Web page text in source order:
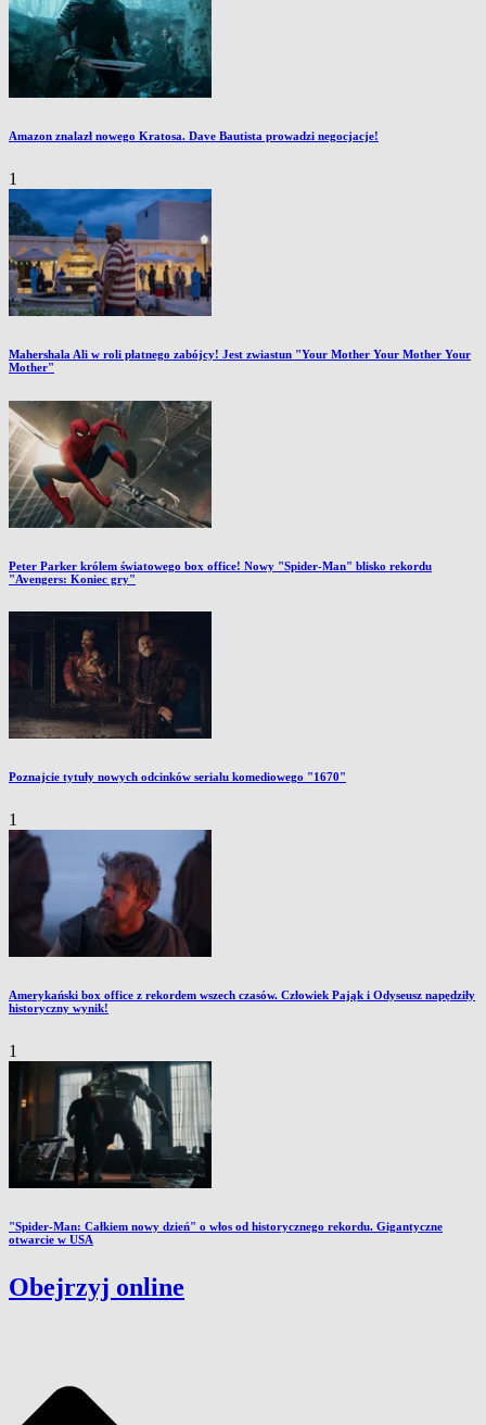
Amazon znalazł nowego Kratosa. Dave Bautista prowadzi negocjacje!
1
Mahershala Ali w roli płatnego zabójcy! Jest zwiastun "Your Mother Your Mother Your
Mother"
Peter Parker królem światowego box office! Nowy "Spider-Man" blisko rekordu
"Avengers: Koniec gry"
Poznajcie tytuły nowych odcinków serialu komediowego "1670"
1
Amerykański box office z rekordem wszech czasów. Człowiek Pająk i Odyseusz napędziły
historyczny wynik!
1
"Spider-Man: Całkiem nowy dzień" o włos od historycznego rekordu. Gigantyczne
otwarcie w USA
Obejrzyj online